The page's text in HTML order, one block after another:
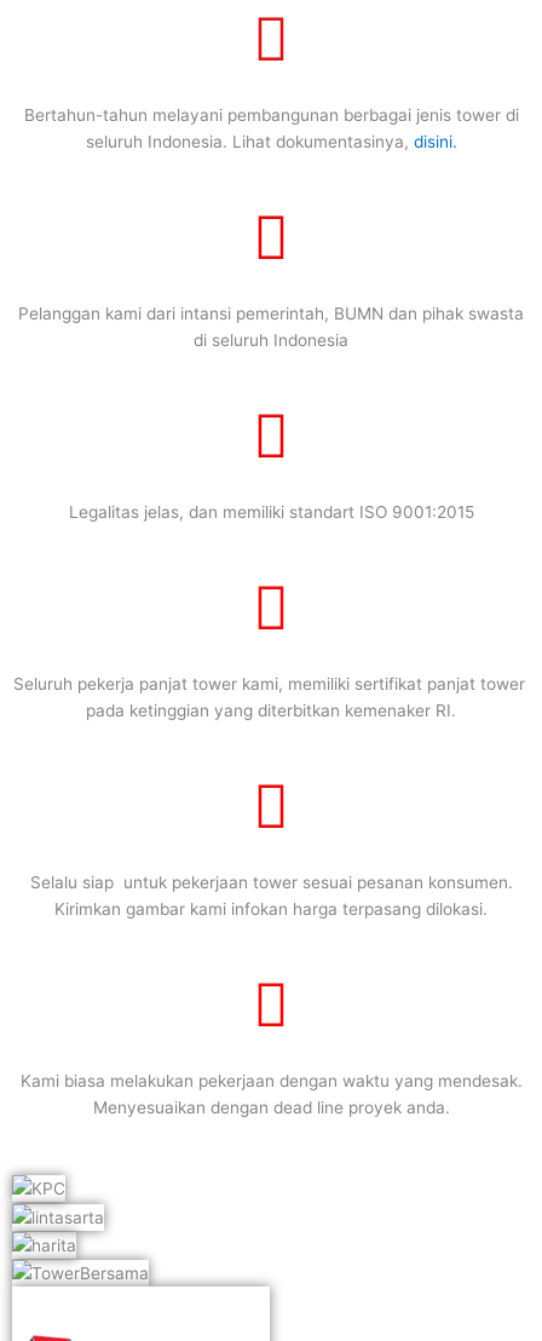
Bertahun-tahun melayani pembangunan berbagai jenis tower di
seluruh Indonesia. Lihat dokumentasinya, disini.
Pelanggan kami dari intansi pemerintah, BUMN dan pihak swasta
di seluruh Indonesia
Legalitas jelas, dan memiliki standart ISO 9001:2015
Seluruh pekerja panjat tower kami, memiliki sertifikat panjat tower
pada ketinggian yang diterbitkan kemenaker RI.
Selalu siap untuk pekerjaan tower sesuai pesanan konsumen.
Kirimkan gambar kami infokan harga terpasang dilokasi.
Kami biasa melakukan pekerjaan dengan waktu yang mendesak.
Menyesuaikan dengan dead line proyek anda.